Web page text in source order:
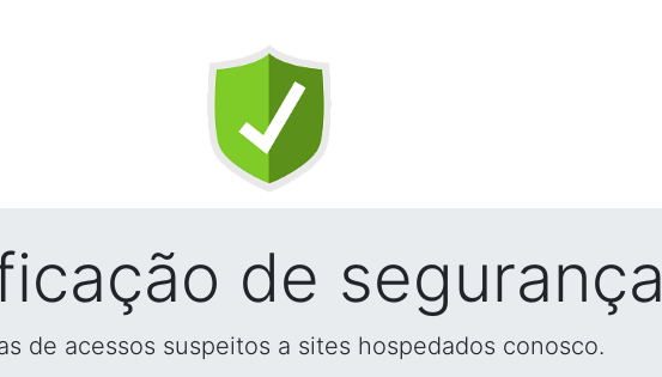
de segurança
de acessos suspeitos a sites hospedados conosco.